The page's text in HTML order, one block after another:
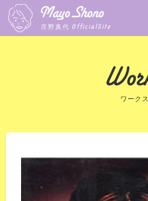
庄野真代 OfficialSite
ワークス